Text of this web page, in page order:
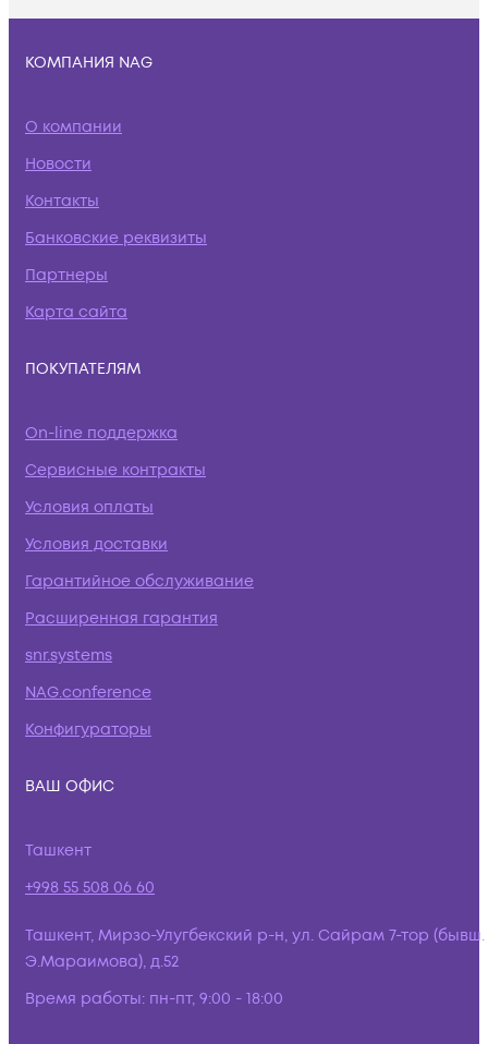
КОМПАНИЯ NAG
О компании
Новости
Контакты
Банковские реквизиты
Партнеры
Карта сайта
ПОКУПАТЕЛЯМ
On-line поддержка
Сервисные контракты
Условия оплаты
Условия доставки
Гарантийное обслуживание
Расширенная гарантия
snr.systems
NAG.conference
Конфигураторы
ВАШ ОФИС
Ташкент
+998 55 508 06 60
Ташкент, Мирзо-Улугбекский р-н, ул. Сайрам 7-тор (бывш.
Э.Мараимова), д.52
Время работы: пн-пт, 9:00 - 18:00